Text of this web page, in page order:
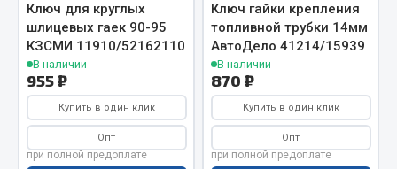
Весь раздел
Смазочные материалы
Масла
Охладжающие жидкости
Ключ для круглых
шлицевых гаек 90-95
КЗСМИ 11910/52162110
В наличии
955 ₽
Купить в один клик
Опт
при полной предоплате
Ключ гайки крепления
топливной трубки 14мм
АвтоДело 41214/15939
В наличии
870 ₽
Купить в один клик
Опт
при полной предоплате